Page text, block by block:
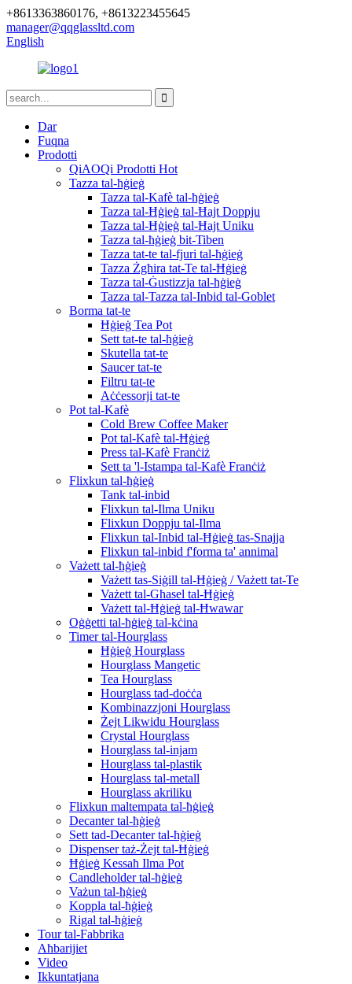
+8613363860176, +8613223455645
manager@qqglassltd.com
English
Dar
Fuqna
Prodotti
QiAOQi Prodotti Hot
Tazza tal-ħġieġ
Tazza tal-Kafè tal-ħġieġ
Tazza tal-Ħġieġ tal-Ħajt Doppju
Tazza tal-Ħġieġ tal-Ħajt Uniku
Tazza tal-ħġieġ bit-Tiben
Tazza tat-te tal-fjuri tal-ħġieġ
Tazza Żgħira tat-Te tal-Ħġieġ
Tazza tal-Ġustizzja tal-ħġieġ
Tazza tal-Tazza tal-Inbid tal-Goblet
Borma tat-te
Ħġieġ Tea Pot
Sett tat-te tal-ħġieġ
Skutella tat-te
Saucer tat-te
Filtru tat-te
Aċċessorji tat-te
Pot tal-Kafè
Cold Brew Coffee Maker
Pot tal-Kafè tal-Ħġieġ
Press tal-Kafè Franċiż
Sett ta 'l-Istampa tal-Kafè Franċiż
Flixkun tal-ħġieġ
Tank tal-inbid
Flixkun tal-Ilma Uniku
Flixkun Doppju tal-Ilma
Flixkun tal-Inbid tal-Ħġieġ tas-Snajja
Flixkun tal-inbid f'forma ta' annimal
Vażett tal-ħġieġ
Vażett tas-Siġill tal-Ħġieġ / Vażett tat-Te
Vażett tal-Għasel tal-Ħġieġ
Vażett tal-Ħġieġ tal-Ħwawar
Oġġetti tal-ħġieġ tal-kċina
Timer tal-Hourglass
Ħġieġ Hourglass
Hourglass Mangetic
Tea Hourglass
Hourglass tad-doċċa
Kombinazzjoni Hourglass
Żejt Likwidu Hourglass
Crystal Hourglass
Hourglass tal-injam
Hourglass tal-plastik
Hourglass tal-metall
Hourglass akriliku
Flixkun maltempata tal-ħġieġ
Decanter tal-ħġieġ
Sett tad-Decanter tal-ħġieġ
Dispenser taż-Żejt tal-Ħġieġ
Ħġieġ Kessaħ Ilma Pot
Candleholder tal-ħġieġ
Vażun tal-ħġieġ
Koppla tal-ħġieġ
Rigal tal-ħġieġ
Tour tal-Fabbrika
Aħbarijiet
Video
Ikkuntatjana